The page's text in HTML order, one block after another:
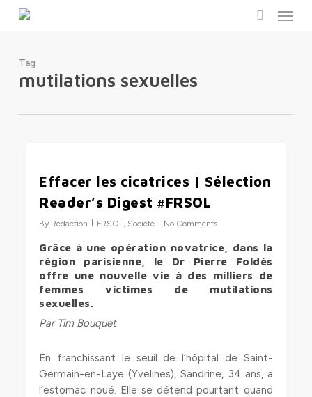
Menu
Tag
mutilations sexuelles
Effacer les cicatrices | Sélection
Reader’s Digest #FRSOL
By Rédaction FRSOL, Société No Comments
Grâce à une opération novatrice, dans la
région parisienne, le Dr Pierre Foldès
offre une nouvelle vie à des milliers de
femmes victimes de mutilations
sexuelles.
Par Tim Bouquet
En franchissant le seuil de l’hôpital de Saint-
Germain-en-Laye (Yvelines), Sandrine, 34 ans, a
l’estomac noué. Elle se détend pourtant quand